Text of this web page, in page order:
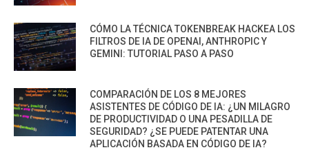
CÓMO LA TÉCNICA TOKENBREAK HACKEA LOS
FILTROS DE IA DE OPENAI, ANTHROPIC Y
GEMINI: TUTORIAL PASO A PASO
COMPARACIÓN DE LOS 8 MEJORES
ASISTENTES DE CÓDIGO DE IA: ¿UN MILAGRO
DE PRODUCTIVIDAD O UNA PESADILLA DE
SEGURIDAD? ¿SE PUEDE PATENTAR UNA
APLICACIÓN BASADA EN CÓDIGO DE IA?